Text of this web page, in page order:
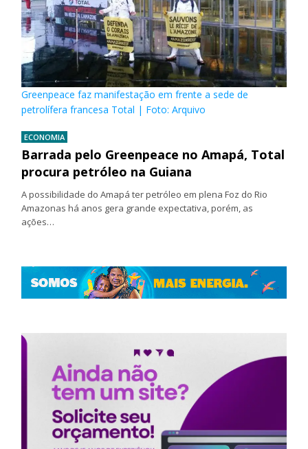
Greenpeace faz manifestação em frente a sede de
petrolífera francesa Total | Foto: Arquivo
ECONOMIA
Barrada pelo Greenpeace no Amapá, Total
procura petróleo na Guiana
A possibilidade do Amapá ter petróleo em plena Foz do Rio
Amazonas há anos gera grande expectativa, porém, as
ações…